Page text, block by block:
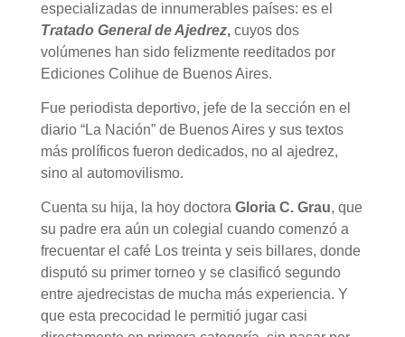
especializadas de innumerables países: es el
Tratado General de Ajedrez,cuyos dos
volúmenes han sido felizmente reeditados por
Ediciones Colihue de Buenos Aires.
Fue periodista deportivo, jefe de la sección en el
diario “La Nación” de Buenos Aires y sus textos
más prolíficos fueron dedicados, no al ajedrez,
sino al automovilismo.
Cuenta su hija, la hoy doctora Gloria C. Grau, que
su padre era aún un colegial cuando comenzó a
frecuentar el café Los treinta y seis billares, donde
disputó su primer torneo y se clasificó segundo
entre ajedrecistas de mucha más experiencia. Y
que esta precocidad le permitió jugar casi